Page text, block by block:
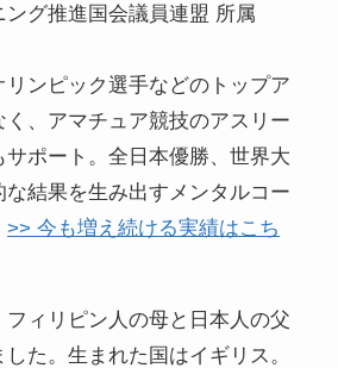
ング推進国会議員連盟 所属
リンピック選手などのトップア
く、アマチュア競技のアスリー
サポート。全日本優勝、世界大
結果を生み出すメンタルコー
>> 今も増え続ける実績はこち
フィリピン人の母と日本人の父
た。生まれた国はイギリス。